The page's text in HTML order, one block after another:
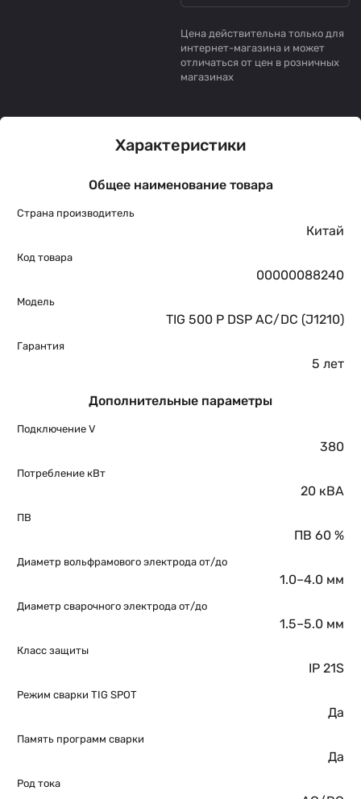
Цена действительна только для
интернет-магазина и может
отличаться от цен в розничных
магазинах
Характеристики
Общее наименование товара
Страна производитель
Китай
Код товара
00000088240
Модель
TIG 500 P DSP AC/DC (J1210)
Гарантия
5 лет
Дополнительные параметры
Подключение V
380
Потребление кВт
20 кВА
ПВ
ПВ 60 %
Диаметр вольфрамового электрода от/до
1.0–4.0 мм
Диаметр сварочного электрода от/до
1.5–5.0 мм
Класс защиты
IP 21S
Режим сварки TIG SPOT
Да
Память программ сварки
Да
Род тока